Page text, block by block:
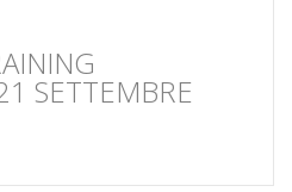
SETTEMBRE